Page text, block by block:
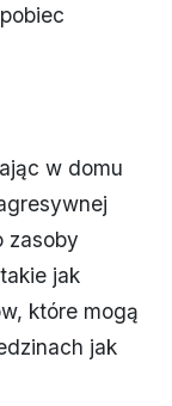
w domu
zasoby
jak
które mogą
jak